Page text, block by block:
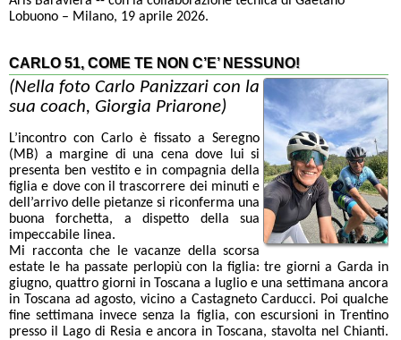
Lobuono – Milano, 19 aprile 2026.
CARLO 51, COME TE NON C’E’ NESSUNO!
(Nella foto Carlo Panizzari con la
sua coach, Giorgia Priarone)
L’incontro con Carlo è fissato a Seregno
(MB) a margine di una cena dove lui si
presenta ben vestito e in compagnia della
figlia e dove con il trascorrere dei minuti e
dell’arrivo delle pietanze si riconferma una
buona forchetta, a dispetto della sua
impeccabile linea.
Mi racconta che le vacanze della scorsa
estate le ha passate perlopiù con la figlia: tre giorni a Garda in
giugno, quattro giorni in Toscana a luglio e una settimana ancora
in Toscana ad agosto, vicino a Castagneto Carducci. Poi qualche
fine settimana invece senza la figlia, con escursioni in Trentino
presso il Lago di Resia e ancora in Toscana, stavolta nel Chianti.